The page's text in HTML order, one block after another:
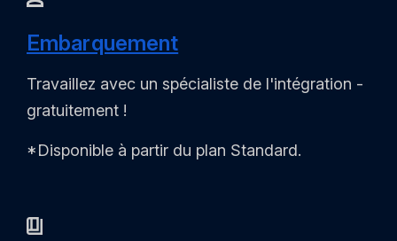
Embarquement
Travaillez avec un spécialiste de l'intégration -
gratuitement !
*Disponible à partir du plan Standard.